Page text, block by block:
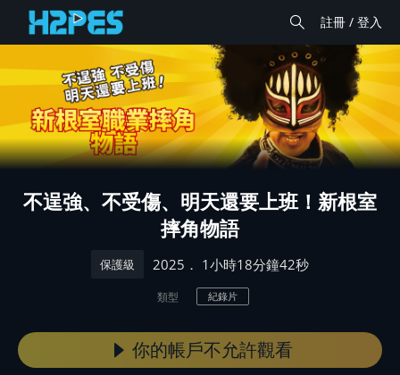
註冊 / 登入
不逞強、不受傷、明天還要上班！新根室
摔角物語
保護級 2025 ． 1小時18分鐘42秒
類型 紀錄片
你的帳戶不允許觀看